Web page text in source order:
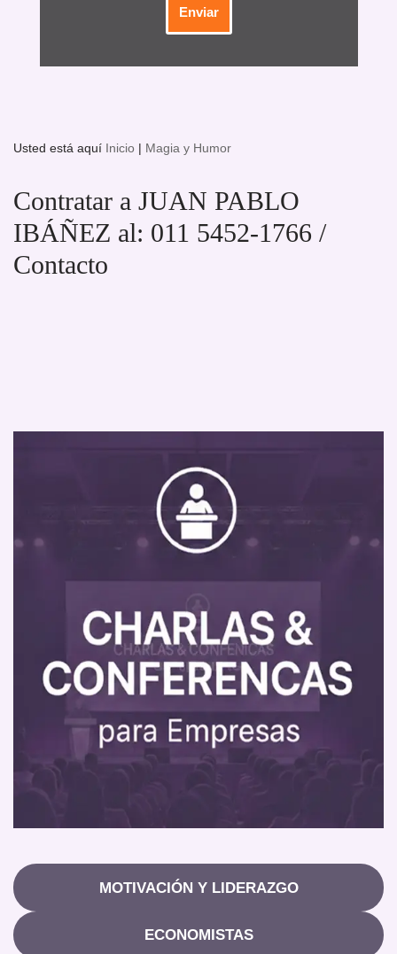
Usted está aquí Inicio | Magia y Humor
Contratar a JUAN PABLO
IBÁÑEZ al: 011 5452-1766 /
Contacto
MOTIVACIÓN Y LIDERAZGO
ECONOMISTAS